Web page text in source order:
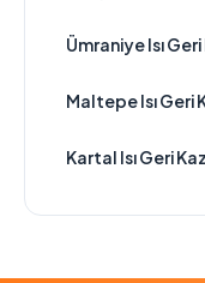
Ümraniye Isı Geri
Maltepe Isı Geri
Kartal Isı Geri